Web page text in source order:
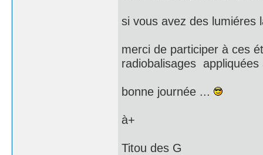
si vous avez des lumiéres
merci de participer à ces
radiobalisages
bonne journée ...
à+
Titou des G